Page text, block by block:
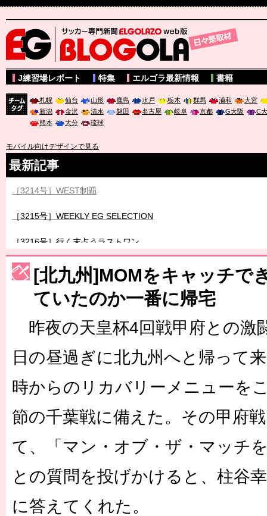
サッカー専門新聞ELGOLAZO web版 BLOGOLA
J練習場レポート 特集 エルゴラ最新情報 書籍
札幌 仙台 山形 鹿島 水戸 栃木 群馬 浦和
大宮
新潟
金沢 清水 磐田 名古屋 岐阜 京都 G大阪
C
熊本
大分 琉球
モバイル向けデザインで見る
最新記事
［3214号］WEST制覇
［3215号］WEEKLY EG SELECTION
［3216号］行く末占うラストワン
［3217号］最高の景色へ出国
［3218号］WEEKLY EG SELECTION
［3219号］特別な覇者へ 大逆転か連破か
［3230号］世界一への夢は終わらない
[北九州]MOMをキャッチで
ていたのか一番に帰宅
昨夜の天皇杯4回戦甲府との激
日の昼過ぎに北九州へと帰って
時からのリカバリーメニューを
節の千葉戦に備えた。その甲府
て、「マン・オブ・ザ・マッチ
との質問を投げかけると、柱谷
に答えてくれた。